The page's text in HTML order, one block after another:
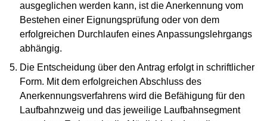
ausgeglichen werden kann, ist die Anerkennung vom
Bestehen einer Eignungsprüfung oder von dem
erfolgreichen Durchlaufen eines Anpassungslehrgangs
abhängig.
Die Entscheidung über den Antrag erfolgt in schriftlicher
Form. Mit dem erfolgreichen Abschluss des
Anerkennungsverfahrens wird die Befähigung für den
Laufbahnzweig und das jeweilige Laufbahnsegment